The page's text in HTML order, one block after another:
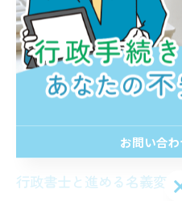
士は事前にチェックリスト
また、現地調査や配置図の
などへの提出時に求められ
ように、行政書士のサポー
幅に削減できます。
行政書士と進める名義変
お問い合
お問い合